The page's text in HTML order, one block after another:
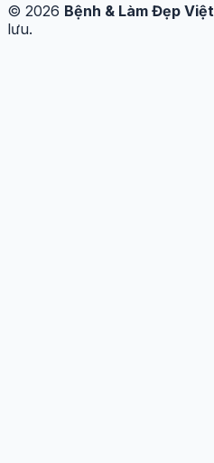
© 2026 Bệnh & Làm Đẹp Việt
lưu.